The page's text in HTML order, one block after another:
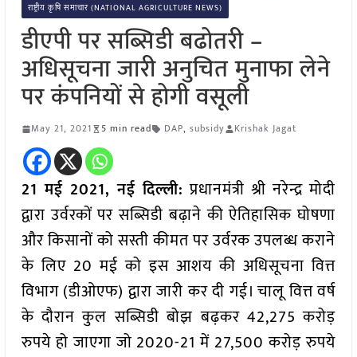
राष्ट्रीय कृषि समाचार (NATIONAL AGRICULTURE NEWS)
डीएपी पर सब्सिडी बढोतरी –
अधिसूचना जारी अनुचित मुनाफा लेने
पर कंपनियों से होगी वसूली
May 21, 2021 5 min read DAP, subsidy Krishak Jagat
21 मई 2021, नई दिल्ली: प्रधानमंत्री श्री नरेन्द्र मोदी
द्वारा उर्वरकों पर सब्सिडी बढ़ाने की ऐतिहासिक घोषणा
और किसानों को सस्ती कीमत पर उर्वरक उपलब्ध कराने
के लिए 20 मई को इस आशय की अधिसूचना वित्त
विभाग (डीओएफ) द्वारा जारी कर दी गई। चालू वित्त वर्ष
के दौरान कुल सब्सिडी बोझ बढ़कर 42,275 करोड़
रुपये हो जाएगा जो 2020-21 में 27,500 करोड़ रुपये